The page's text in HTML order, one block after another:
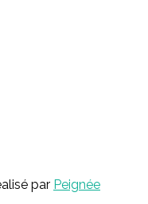
par Peignée